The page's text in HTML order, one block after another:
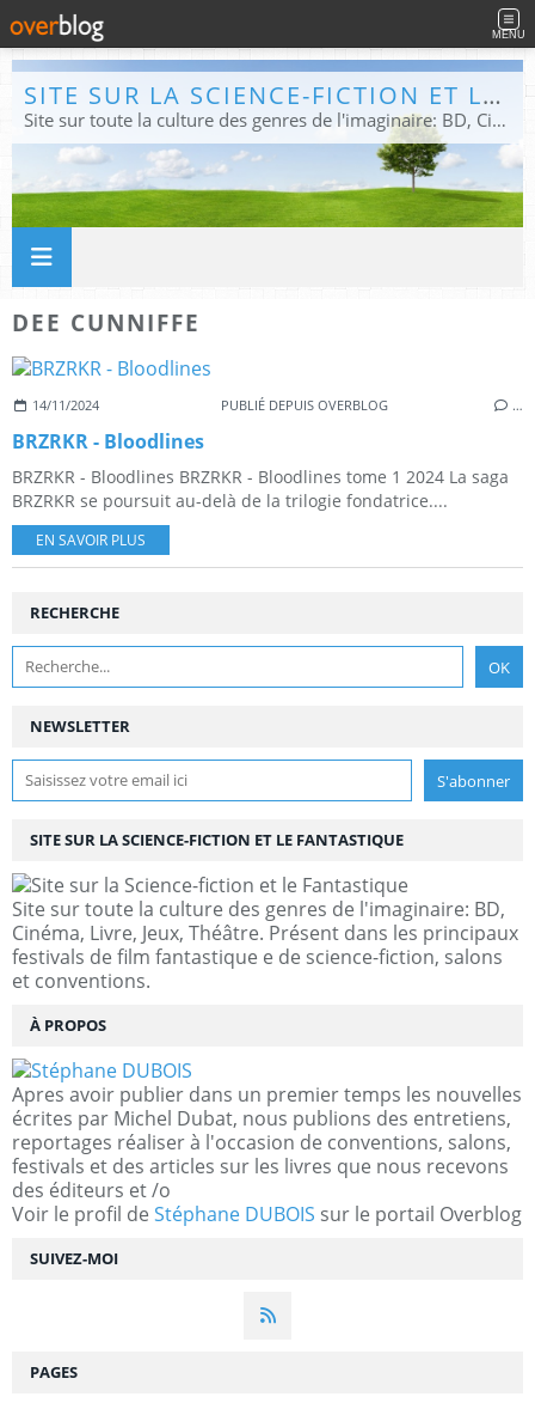
MENU
SITE SUR LA SCIENCE-FICTION ET LE FANTASTIQUE
Site sur toute la culture des genres de l'imaginaire: BD, Cinéma, Livre, Jeux, Théâtre. Présent dans les principaux festivals de film fantastique e de science-fiction, salons et conventions.
DEE CUNNIFFE
14/11/2024 PUBLIÉ DEPUIS OVERBLOG …
BRZRKR - Bloodlines
BRZRKR - Bloodlines BRZRKR - Bloodlines tome 1 2024 La saga
BRZRKR se poursuit au-delà de la trilogie fondatrice....
EN SAVOIR PLUS
NEWSLETTER
SUIVEZ-MOI
RECHERCHE
SITE SUR LA SCIENCE-FICTION ET LE FANTASTIQUE
Site sur toute la culture des genres de l'imaginaire: BD,
Cinéma, Livre, Jeux, Théâtre. Présent dans les principaux
festivals de film fantastique e de science-fiction, salons
et conventions.
À PROPOS
Apres avoir publier dans un premier temps les nouvelles
écrites par Michel Dubat, nous publions des entretiens,
reportages réaliser à l'occasion de conventions, salons,
festivals et des articles sur les livres que nous recevons
des éditeurs et /o
Voir le profil de Stéphane DUBOIS sur le portail Overblog
PAGES